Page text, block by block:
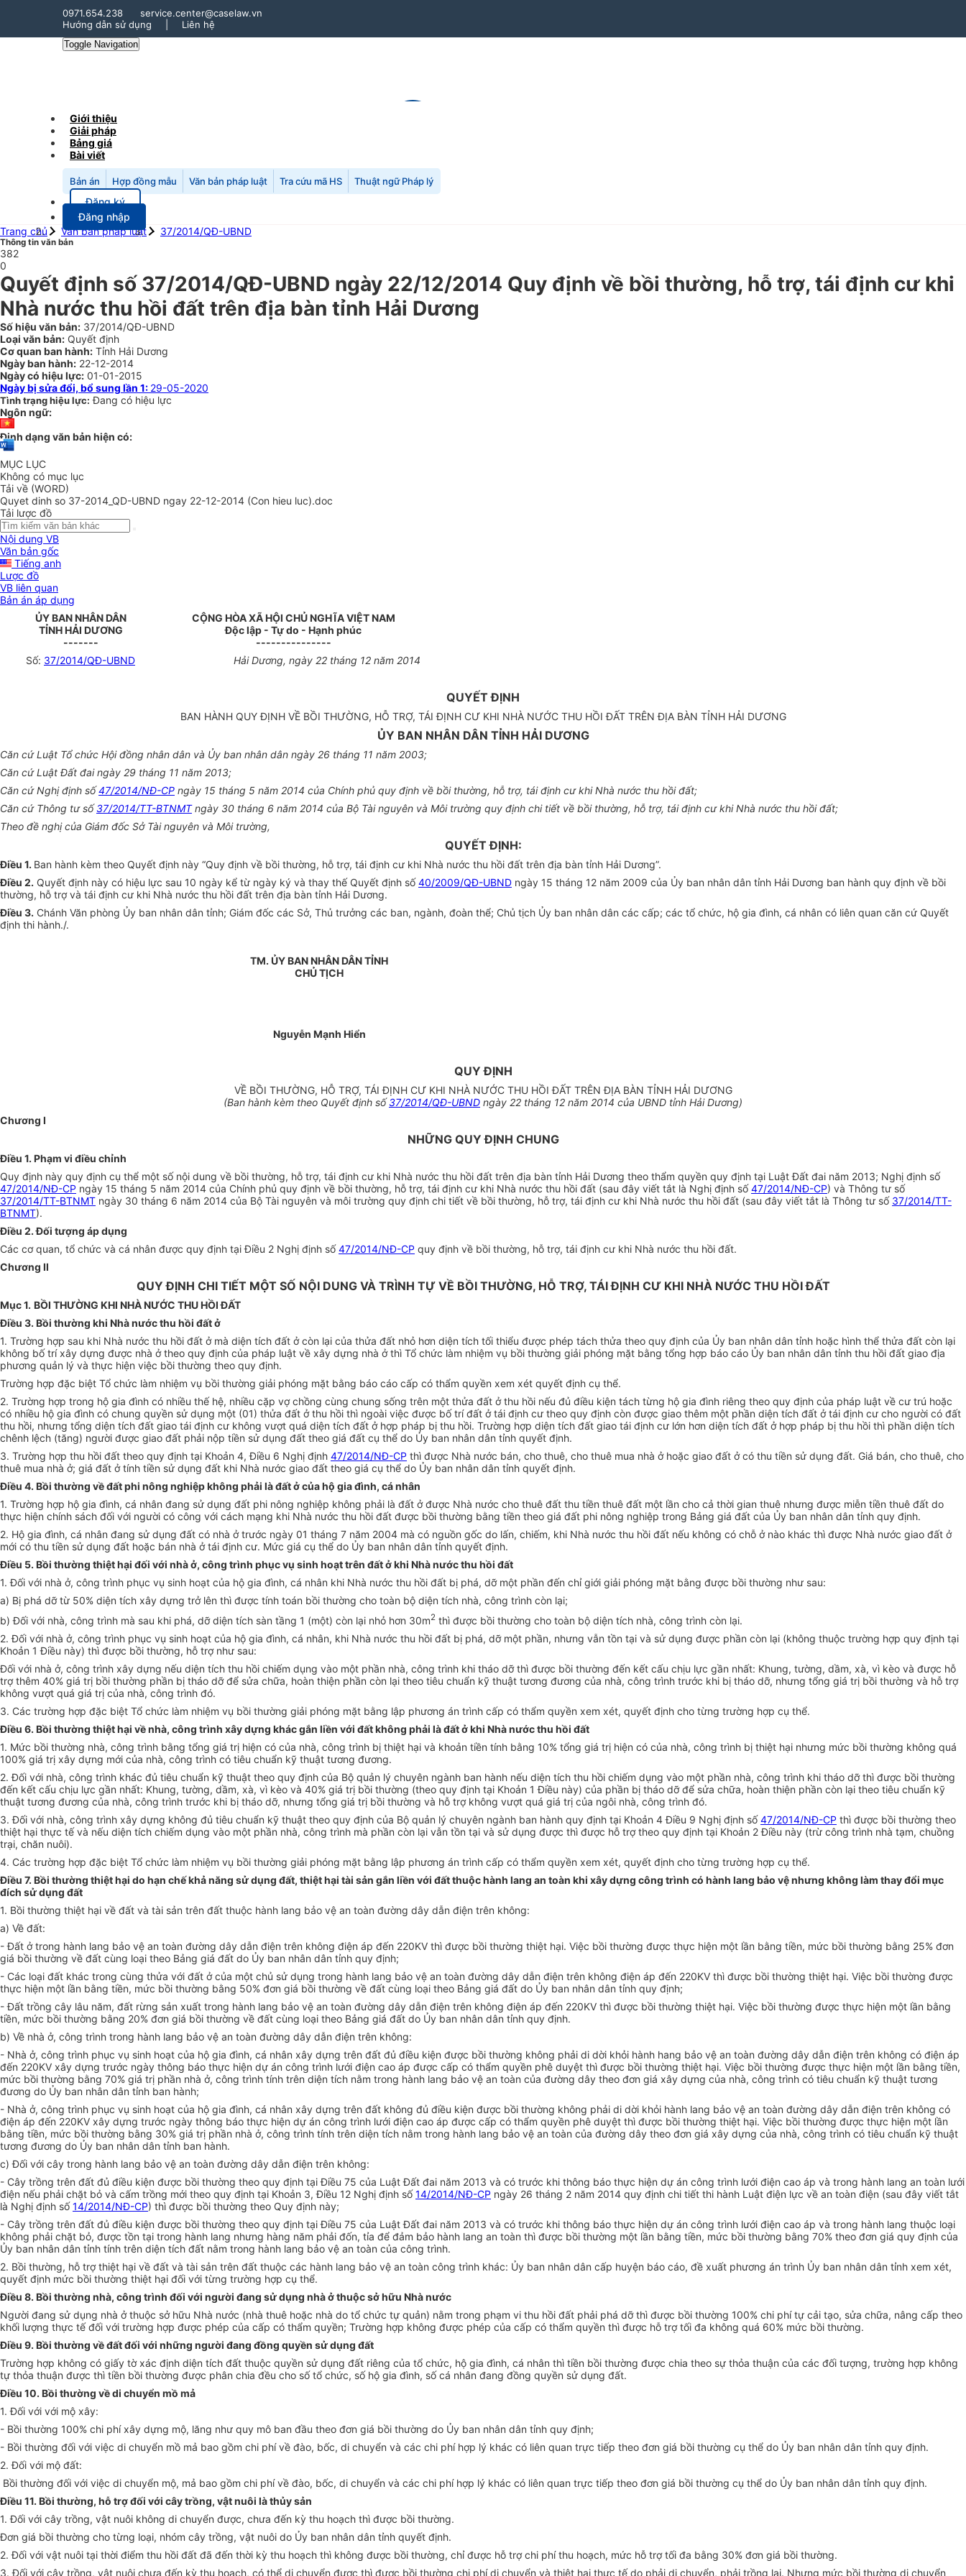
0971.654.238
service.center@caselaw.vn
Hướng dẫn sử dụng
Liên hệ
Toggle Navigation
Giới thiệu
Giải pháp
Bảng giá
Bài viết
Bản án Hợp đồng mẫu Văn bản pháp luật Tra cứu mã HS Thuật ngữ Pháp lý
Đăng ký
Đăng nhập
Trang chủ
Văn bản pháp luật 37/2014/QĐ-UBND
Thông tin văn bản
382
0
Quyết định số 37/2014/QĐ-UBND ngày 22/12/2014 Quy định về bồi thường, hỗ trợ, tái định cư khi
Nhà nước thu hồi đất trên địa bàn tỉnh Hải Dương
Số hiệu văn bản: 37/2014/QĐ-UBND
Loại văn bản: Quyết định
Cơ quan ban hành: Tỉnh Hải Dương
Ngày ban hành: 22-12-2014
Ngày có hiệu lực: 01-01-2015
Ngày bị sửa đổi, bổ sung lần 1: 29-05-2020
Tình trạng hiệu lực: Đang có hiệu lực
Ngôn ngữ:
Định dạng văn bản hiện có:
MỤC LỤC
Không có mục lục
Tải về (WORD)
Quyet dinh so 37-2014_QD-UBND ngay 22-12-2014 (Con hieu luc).doc
Tải lược đồ
Nội dung VB
Văn bản gốc
Tiếng anh
Lược đồ
VB liên quan
Bản án áp dụng
ỦY BAN NHÂN DÂN
TỈNH HẢI DƯƠNG
-------
CỘNG HÒA XÃ HỘI CHỦ NGHĨA VIỆT NAM
Độc lập - Tự do - Hạnh phúc
---------------
Số: 37/2014/QĐ-UBND Hải Dương, ngày 22 tháng 12 năm 2014
QUYẾT ĐỊNH
BAN HÀNH QUY ĐỊNH VỀ BỒI THƯỜNG, HỖ TRỢ, TÁI ĐỊNH CƯ KHI NHÀ NƯỚC THU HỒI ĐẤT TRÊN ĐỊA BÀN TỈNH HẢI DƯƠNG
ỦY BAN NHÂN DÂN TỈNH HẢI DƯƠNG
Căn cứ Luật Tổ chức Hội đồng nhân dân và Ủy ban nhân dân ngày 26 tháng 11 năm 2003;
Căn cứ Luật Đất đai ngày 29 tháng 11 năm 2013;
Căn cứ Nghị định số47/2014/NĐ-CP ngày 15 tháng 5 năm 2014 của Chính phủ quy định về bồi thường, hỗ trợ, tái định cư khi Nhà nước thu hồi đất;
Căn cứ Thông tư số37/2014/TT-BTNMTngày 30 tháng 6 năm 2014 của Bộ Tài nguyên và Môi trường quy định chi tiết về bồi thường, hỗ trợ, tái định cư khi Nhà nước thu hồi đất;
Theo đề nghị của Giám đốc Sở Tài nguyên và Môi trường,
QUYẾT ĐỊNH:
Điều 1. Ban hành kèm theo Quyết định này “Quy định về bồi thường, hỗ trợ, tái định cư khi Nhà nước thu hồi đất trên địa bàn tỉnh Hải Dương”.
Điều 2. Quyết định này có hiệu lực sau 10 ngày kể từ ngày ký và thay thế Quyết định số40/2009/QĐ-UBND ngày 15 tháng 12 năm 2009 của Ủy ban nhân dân tỉnh Hải Dương ban hành quy định về bồi
thường, hỗ trợ và tái định cư khi Nhà nước thu hồi đất trên địa bàn tỉnh Hải Dương.
Điều 3. Chánh Văn phòng Ủy ban nhân dân tỉnh; Giám đốc các Sở, Thủ trưởng các ban, ngành, đoàn thể; Chủ tịch Ủy ban nhân dân các cấp; các tổ chức, hộ gia đình, cá nhân có liên quan căn cứ Quyết
định thi hành./.
TM. ỦY BAN NHÂN DÂN TỈNH
CHỦ TỊCH
Nguyễn Mạnh Hiển
QUY ĐỊNH
VỀ BỒI THƯỜNG, HỖ TRỢ, TÁI ĐỊNH CƯ KHI NHÀ NƯỚC THU HỒI ĐẤT TRÊN ĐỊA BÀN TỈNH HẢI DƯƠNG
(Ban hành kèm theo Quyết định số37/2014/QĐ-UBND ngày 22 tháng 12 năm 2014 của UBND tỉnh Hải Dương)
Chương I
NHỮNG QUY ĐỊNH CHUNG
Điều 1. Phạm vi điều chỉnh
Quy định này quy định cụ thể một số nội dung về bồi thường, hỗ trợ, tái định cư khi Nhà nước thu hồi đất trên địa bàn tỉnh Hải Dương theo thẩm quyền quy định tại Luật Đất đai năm 2013; Nghị định số
47/2014/NĐ-CP ngày 15 tháng 5 năm 2014 của Chính phủ quy định về bồi thường, hỗ trợ, tái định cư khi Nhà nước thu hồi đất (sau đây viết tắt là Nghị định số47/2014/NĐ-CP) và Thông tư số
37/2014/TT-BTNMT ngày 30 tháng 6 năm 2014 của Bộ Tài nguyên và môi trường quy định chi tiết về bồi thường, hỗ trợ, tái định cư khi Nhà nước thu hồi đất (sau đây viết tắt là Thông tư số 37/2014/TT-
BTNMT).
Điều 2. Đối tượng áp dụng
Các cơ quan, tổ chức và cá nhân được quy định tại Điều 2 Nghị định số47/2014/NĐ-CP quy định về bồi thường, hỗ trợ, tái định cư khi Nhà nước thu hồi đất.
Chương II
QUY ĐỊNH CHI TIẾT MỘT SỐ NỘI DUNG VÀ TRÌNH TỰ VỀ BỒI THƯỜNG, HỖ TRỢ, TÁI ĐỊNH CƯ KHI NHÀ NƯỚC THU HỒI ĐẤT
Mục 1. BỒI THƯỜNG KHI NHÀ NƯỚC THU HỒI ĐẤT
Điều 3. Bồi thường khi Nhà nước thu hồi đất ở
1. Trường hợp sau khi Nhà nước thu hồi đất ở mà diện tích đất ở còn lại của thửa đất nhỏ hơn diện tích tối thiểu được phép tách thửa theo quy định của Ủy ban nhân dân tỉnh hoặc hình thể thửa đất còn lại
không bố trí xây dựng được nhà ở theo quy định của pháp luật về xây dựng nhà ở thì Tổ chức làm nhiệm vụ bồi thường giải phóng mặt bằng tổng hợp báo cáo Ủy ban nhân dân tỉnh thu hồi đất giao địa
phương quản lý và thực hiện việc bồi thường theo quy định.
Trường hợp đặc biệt Tổ chức làm nhiệm vụ bồi thường giải phóng mặt bằng báo cáo cấp có thẩm quyền xem xét quyết định cụ thể.
2. Trường hợp trong hộ gia đình có nhiều thế hệ, nhiều cặp vợ chồng cùng chung sống trên một thửa đất ở thu hồi nếu đủ điều kiện tách từng hộ gia đình riêng theo quy định của pháp luật về cư trú hoặc
có nhiều hộ gia đình có chung quyền sử dụng một (01) thửa đất ở thu hồi thì ngoài việc được bố trí đất ở tái định cư theo quy định còn được giao thêm một phần diện tích đất ở tái định cư cho người có đất
thu hồi, nhưng tổng diện tích đất giao tái định cư không vượt quá diện tích đất ở hợp pháp bị thu hồi. Trường hợp diện tích đất giao tái định cư lớn hơn diện tích đất ở hợp pháp bị thu hồi thì phần diện tích
chênh lệch (tăng) người được giao đất phải nộp tiền sử dụng đất theo giá đất cụ thể do Ủy ban nhân dân tỉnh quyết định.
3. Trường hợp thu hồi đất theo quy định tại Khoản 4, Điều 6 Nghị định 47/2014/NĐ-CP thì được Nhà nước bán, cho thuê, cho thuê mua nhà ở hoặc giao đất ở có thu tiền sử dụng đất. Giá bán, cho thuê, cho
thuê mua nhà ở; giá đất ở tính tiền sử dụng đất khi Nhà nước giao đất theo giá cụ thể do Ủy ban nhân dân tỉnh quyết định.
Điều 4. Bồi thường về đất phi nông nghiệp không phải là đất ở của hộ gia đình, cá nhân
1. Trường hợp hộ gia đình, cá nhân đang sử dụng đất phi nông nghiệp không phải là đất ở được Nhà nước cho thuê đất thu tiền thuê đất một lần cho cả thời gian thuê nhưng được miễn tiền thuê đất do
thực hiện chính sách đối với người có công với cách mạng khi Nhà nước thu hồi đất được bồi thường bằng tiền theo giá đất phi nông nghiệp trong Bảng giá đất của Ủy ban nhân dân tỉnh quy định.
2. Hộ gia đình, cá nhân đang sử dụng đất có nhà ở trước ngày 01 tháng 7 năm 2004 mà có nguồn gốc do lấn, chiếm, khi Nhà nước thu hồi đất nếu không có chỗ ở nào khác thì được Nhà nước giao đất ở
mới có thu tiền sử dụng đất hoặc bán nhà ở tái định cư. Mức giá cụ thể do Ủy ban nhân dân tỉnh quyết định.
Điều 5. Bồi thường thiệt hại đối với nhà ở, công trình phục vụ sinh hoạt trên đất ở khi Nhà nước thu hồi đất
1. Đối với nhà ở, công trình phục vụ sinh hoạt của hộ gia đình, cá nhân khi Nhà nước thu hồi đất bị phá, dỡ một phần đến chỉ giới giải phóng mặt bằng được bồi thường như sau:
a) Bị phá dỡ từ 50% diện tích xây dựng trở lên thì được tính toán bồi thường cho toàn bộ diện tích nhà, công trình còn lại;
b) Đối với nhà, công trình mà sau khi phá, dỡ diện tích sàn tầng 1 (một) còn lại nhỏ hơn 30m2 thì được bồi thường cho toàn bộ diện tích nhà, công trình còn lại.
2. Đối với nhà ở, công trình phục vụ sinh hoạt của hộ gia đình, cá nhân, khi Nhà nước thu hồi đất bị phá, dỡ một phần, nhưng vẫn tồn tại và sử dụng được phần còn lại (không thuộc trường hợp quy định tại
Khoản 1 Điều này) thì được bồi thường, hỗ trợ như sau:
Đối với nhà ở, công trình xây dựng nếu diện tích thu hồi chiếm dụng vào một phần nhà, công trình khi tháo dỡ thì được bồi thường đến kết cấu chịu lực gần nhất: Khung, tường, dầm, xà, vì kèo và được hỗ
trợ thêm 40% giá trị bồi thường phần bị tháo dỡ để sửa chữa, hoàn thiện phần còn lại theo tiêu chuẩn kỹ thuật tương đương của nhà, công trình trước khi bị tháo dỡ, nhưng tổng giá trị bồi thường và hỗ trợ
không vượt quá giá trị của nhà, công trình đó.
3. Các trường hợp đặc biệt Tổ chức làm nhiệm vụ bồi thường giải phóng mặt bằng lập phương án trình cấp có thẩm quyền xem xét, quyết định cho từng trường hợp cụ thể.
Điều 6. Bồi thường thiệt hại về nhà, công trình xây dựng khác gắn liền với đất không phải là đất ở khi Nhà nước thu hồi đất
1. Mức bồi thường nhà, công trình bằng tổng giá trị hiện có của nhà, công trình bị thiệt hại và khoản tiền tính bằng 10% tổng giá trị hiện có của nhà, công trình bị thiệt hại nhưng mức bồi thường không quá
100% giá trị xây dựng mới của nhà, công trình có tiêu chuẩn kỹ thuật tương đương.
2. Đối với nhà, công trình khác đủ tiêu chuẩn kỹ thuật theo quy định của Bộ quản lý chuyên ngành ban hành nếu diện tích thu hồi chiếm dụng vào một phần nhà, công trình khi tháo dỡ thì được bồi thường
đến kết cấu chịu lực gần nhất: Khung, tường, dầm, xà, vì kèo và 40% giá trị bồi thường (theo quy định tại Khoản 1 Điều này) của phần bị tháo dỡ để sửa chữa, hoàn thiện phần còn lại theo tiêu chuẩn kỹ
thuật tương đương của nhà, công trình trước khi bị tháo dỡ, nhưng tổng giá trị bồi thường và hỗ trợ không vượt quá giá trị của ngôi nhà, công trình đó.
3. Đối với nhà, công trình xây dựng không đủ tiêu chuẩn kỹ thuật theo quy định của Bộ quản lý chuyên ngành ban hành quy định tại Khoản 4 Điều 9 Nghị định số47/2014/NĐ-CP thì được bồi thường theo
thiệt hại thực tế và nếu diện tích chiếm dụng vào một phần nhà, công trình mà phần còn lại vẫn tồn tại và sử dụng được thì được hỗ trợ theo quy định tại Khoản 2 Điều này (trừ công trình nhà tạm, chuồng
trại, chăn nuôi).
4. Các trường hợp đặc biệt Tổ chức làm nhiệm vụ bồi thường giải phóng mặt bằng lập phương án trình cấp có thẩm quyền xem xét, quyết định cho từng trường hợp cụ thể.
Điều 7. Bồi thường thiệt hại do hạn chế khả năng sử dụng đất, thiệt hại tài sản gắn liền với đất thuộc hành lang an toàn khi xây dựng công trình có hành lang bảo vệ nhưng không làm thay đổi mục
đích sử dụng đất
1. Bồi thường thiệt hại về đất và tài sản trên đất thuộc hành lang bảo vệ an toàn đường dây dẫn điện trên không:
a) Về đất:
- Đất ở trong hành lang bảo vệ an toàn đường dây dẫn điện trên không điện áp đến 220KV thì được bồi thường thiệt hại. Việc bồi thường được thực hiện một lần bằng tiền, mức bồi thường bằng 25% đơn
giá bồi thường về đất cùng loại theo Bảng giá đất do Ủy ban nhân dân tỉnh quy định;
- Các loại đất khác trong cùng thửa với đất ở của một chủ sử dụng trong hành lang bảo vệ an toàn đường dây dẫn điện trên không điện áp đến 220KV thì được bồi thường thiệt hại. Việc bồi thường được
thực hiện một lần bằng tiền, mức bồi thường bằng 50% đơn giá bồi thường về đất cùng loại theo Bảng giá đất do Ủy ban nhân dân tỉnh quy định;
- Đất trồng cây lâu năm, đất rừng sản xuất trong hành lang bảo vệ an toàn đường dây dẫn điện trên không điện áp đến 220KV thì được bồi thường thiệt hại. Việc bồi thường được thực hiện một lần bằng
tiền, mức bồi thường bằng 20% đơn giá bồi thường về đất cùng loại theo Bảng giá đất do Ủy ban nhân dân tỉnh quy định.
b) Về nhà ở, công trình trong hành lang bảo vệ an toàn đường dây dẫn điện trên không:
- Nhà ở, công trình phục vụ sinh hoạt của hộ gia đình, cá nhân xây dựng trên đất đủ điều kiện được bồi thường không phải di dời khỏi hành hang bảo vệ an toàn đường dây dẫn điện trên không có điện áp
đến 220KV xây dựng trước ngày thông báo thực hiện dự án công trình lưới điện cao áp được cấp có thẩm quyền phê duyệt thì được bồi thường thiệt hại. Việc bồi thường được thực hiện một lần bằng tiền,
mức bồi thường bằng 70% giá trị phần nhà ở, công trình tính trên diện tích nằm trong hành lang bảo vệ an toàn của đường dây theo đơn giá xây dựng của nhà, công trình có tiêu chuẩn kỹ thuật tương
đương do Ủy ban nhân dân tỉnh ban hành;
- Nhà ở, công trình phục vụ sinh hoạt của hộ gia đình, cá nhân xây dựng trên đất không đủ điều kiện được bồi thường không phải di dời khỏi hành lang bảo vệ an toàn đường dây dẫn điện trên không có
điện áp đến 220KV xây dựng trước ngày thông báo thực hiện dự án công trình lưới điện cao áp được cấp có thẩm quyền phê duyệt thì được bồi thường thiệt hại. Việc bồi thường được thực hiện một lần
bằng tiền, mức bồi thường bằng 30% giá trị phần nhà ở, công trình tính trên diện tích nằm trong hành lang bảo vệ an toàn của đường dây theo đơn giá xây dựng của nhà, công trình có tiêu chuẩn kỹ thuật
tương đương do Ủy ban nhân dân tỉnh ban hành.
c) Đối với cây trong hành lang bảo vệ an toàn đường dây dẫn điện trên không:
- Cây trồng trên đất đủ điều kiện được bồi thường theo quy định tại Điều 75 của Luật Đất đai năm 2013 và có trước khi thông báo thực hiện dự án công trình lưới điện cao áp và trong hành lang an toàn lưới
điện nếu phải chặt bỏ và cấm trồng mới theo quy định tại Khoản 3, Điều 12 Nghị định số14/2014/NĐ-CP ngày 26 tháng 2 năm 2014 quy định chi tiết thi hành Luật điện lực về an toàn điện (sau đây viết tắt
là Nghị định số14/2014/NĐ-CP) thì được bồi thường theo Quy định này;
- Cây trồng trên đất đủ điều kiện được bồi thường theo quy định tại Điều 75 của Luật Đất đai năm 2013 và có trước khi thông báo thực hiện dự án công trình lưới điện cao áp và trong hành lang thuộc loại
không phải chặt bỏ, được tồn tại trong hành lang nhưng hàng năm phải đốn, tỉa để đảm bảo hành lang an toàn thì được bồi thường một lần bằng tiền, mức bồi thường bằng 70% theo đơn giá quy định của
Ủy ban nhân dân tỉnh tính trên diện tích đất nằm trong hành lang bảo vệ an toàn của công trình.
2. Bồi thường, hỗ trợ thiệt hại về đất và tài sản trên đất thuộc các hành lang bảo vệ an toàn công trình khác: Ủy ban nhân dân cấp huyện báo cáo, đề xuất phương án trình Ủy ban nhân dân tỉnh xem xét,
quyết định mức bồi thường thiệt hại đối với từng trường hợp cụ thể.
Điều 8. Bồi thường nhà, công trình đối với người đang sử dụng nhà ở thuộc sở hữu Nhà nước
Người đang sử dụng nhà ở thuộc sở hữu Nhà nước (nhà thuê hoặc nhà do tổ chức tự quản) nằm trong phạm vi thu hồi đất phải phá dỡ thì được bồi thường 100% chi phí tự cải tạo, sửa chữa, nâng cấp theo
khối lượng thực tế đối với trường hợp được phép của cấp có thẩm quyền; Trường hợp không được phép của cấp có thẩm quyền thì được hỗ trợ tối đa không quá 60% mức bồi thường.
Điều 9. Bồi thường về đất đối với những người đang đồng quyền sử dụng đất
Trường hợp không có giấy tờ xác định diện tích đất thuộc quyền sử dụng đất riêng của tổ chức, hộ gia đình, cá nhân thì tiền bồi thường được chia theo sự thỏa thuận của các đối tượng, trường hợp không
tự thỏa thuận được thì tiền bồi thường được phân chia đều cho số tổ chức, số hộ gia đình, số cá nhân đang đồng quyền sử dụng đất.
Điều 10. Bồi thường về di chuyển mồ mả
1. Đối với với mộ xây:
- Bồi thường 100% chi phí xây dựng mộ, lăng như quy mô ban đầu theo đơn giá bồi thường do Ủy ban nhân dân tỉnh quy định;
- Bồi thường đối với việc di chuyển mồ mả bao gồm chi phí về đào, bốc, di chuyển và các chi phí hợp lý khác có liên quan trực tiếp theo đơn giá bồi thường cụ thể do Ủy ban nhân dân tỉnh quy định.
2. Đối với mộ đất:
Bồi thường đối với việc di chuyển mộ, mả bao gồm chi phí về đào, bốc, di chuyển và các chi phí hợp lý khác có liên quan trực tiếp theo đơn giá bồi thường cụ thể do Ủy ban nhân dân tỉnh quy định.
Điều 11. Bồi thường, hỗ trợ đối với cây trồng, vật nuôi là thủy sản
1. Đối với cây trồng, vật nuôi không di chuyển được, chưa đến kỳ thu hoạch thì được bồi thường.
Đơn giá bồi thường cho từng loại, nhóm cây trồng, vật nuôi do Ủy ban nhân dân tỉnh quyết định.
2. Đối với vật nuôi tại thời điểm thu hồi đất đã đến thời kỳ thu hoạch thì không được bồi thường, chỉ được hỗ trợ chi phí thu hoạch, mức hỗ trợ tối đa bằng 30% đơn giá bồi thường.
3. Đối với cây trồng, vật nuôi chưa đến kỳ thu hoạch, có thể di chuyển được thì được bồi thường chi phí di chuyển và thiệt hại thực tế do phải di chuyển, phải trồng lại. Nhưng mức bồi thường di chuyển